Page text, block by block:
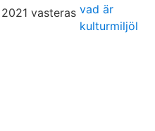
vad är
kulturmiljöl